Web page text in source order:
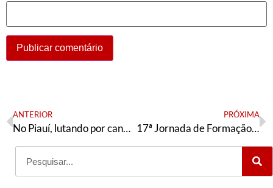
ANTERIOR
No Piauí, lutando por candidatura petista
PRÓXIMA
17ª Jornada de Formação será em nova data